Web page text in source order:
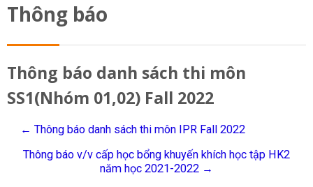
Giảng viên
Sinh viên
Research
Tiếng Việt
Tìm
kiếm
Thông báo
Thông báo danh sách thi môn
SS1(Nhóm 01,02) Fall 2022
← Thông báo danh sách thi môn IPR Fall 2022
Thông báo v/v cấp học bổng khuyến khích học tập HK2
năm học 2021-2022 →